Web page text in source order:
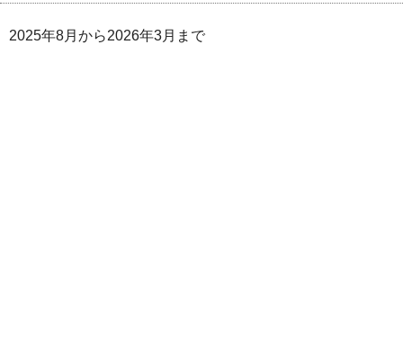
2025年8月から2026年3月まで